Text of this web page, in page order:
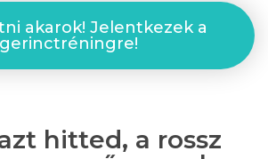
akarok! Jelentkezek a
gerinctréningre!
hitted, a rossz